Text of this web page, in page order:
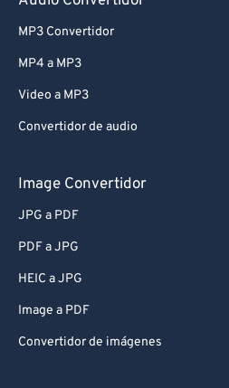
MP3 Convertidor
MP4 a MP3
Video a MP3
Convertidor de audio
Image Convertidor
JPG a PDF
PDF a JPG
HEIC a JPG
Image a PDF
Convertidor de imágenes